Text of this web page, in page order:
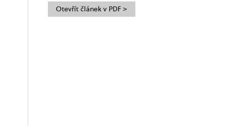
Otevřít článek v PDF >